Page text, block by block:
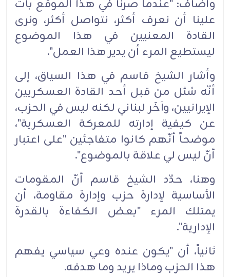
وأضاف: "عندما صرنا في هذا الموقع بات
علينا أن نعرف أكثر، نتواصل أكثر، ونرى
القادة المعنيين في هذا الموضوع
ليستطيع المرء أن يدير هذا العمل".
وأشار الشيخ قاسم في هذا السياق، إلى
أنّه سُئل من قبل أحد القادة العسكريين
الإيرانيين، وآخَر لبناني لكنه ليس في الحزب،
عن كيفية إدارته للمعركة العسكرية"،
موضحاً أنّهم كانوا متفاجئين "على اعتبار
أنّ ليس لي علاقة بالموضوع".
وهنا، حدّد الشيخ قاسم أنّ المقومات
الأساسية لإدارة حزب وإدارة مقاومة، أن
يمتلك المرء "بعض الكفاءة بالقدرة
الإدارية".
ثانياً، أن "يكون عنده وعي سياسي يفهم
هذا الحزب وماذا يريد وما هدفه.